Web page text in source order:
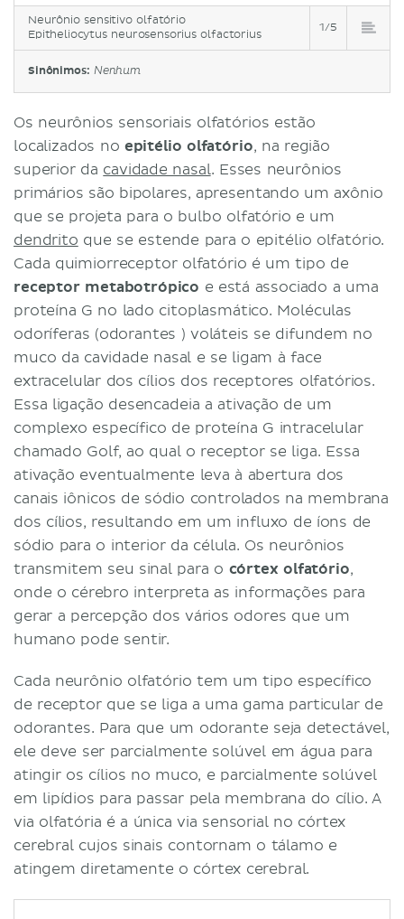
Neurônio sensitivo olfatório
Epitheliocytus neurosensorius olfactorius
1/5
Sinônimos: Nenhum
Os neurônios sensoriais olfatórios estão
localizados no epitélio olfatório, na região
superior da cavidade nasal. Esses neurônios
primários são bipolares, apresentando um axônio
que se projeta para o bulbo olfatório e um
dendrito que se estende para o epitélio olfatório.
Cada quimiorreceptor olfatório é um tipo de
receptor metabotrópico e está associado a uma
proteína G no lado citoplasmático. Moléculas
odoríferas (odorantes ) voláteis se difundem no
muco da cavidade nasal e se ligam à face
extracelular dos cílios dos receptores olfatórios.
Essa ligação desencadeia a ativação de um
complexo específico de proteína G intracelular
chamado Golf, ao qual o receptor se liga. Essa
ativação eventualmente leva à abertura dos
canais iônicos de sódio controlados na membrana
dos cílios, resultando em um influxo de íons de
sódio para o interior da célula. Os neurônios
transmitem seu sinal para o córtex olfatório,
onde o cérebro interpreta as informações para
gerar a percepção dos vários odores que um
humano pode sentir.
Cada neurônio olfatório tem um tipo específico
de receptor que se liga a uma gama particular de
odorantes. Para que um odorante seja detectável,
ele deve ser parcialmente solúvel em água para
atingir os cílios no muco, e parcialmente solúvel
em lipídios para passar pela membrana do cílio. A
via olfatória é a única via sensorial no córtex
cerebral cujos sinais contornam o tálamo e
atingem diretamente o córtex cerebral.